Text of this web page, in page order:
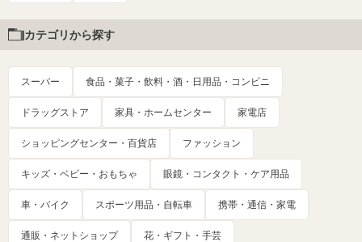
カテゴリから探す
スーパー 食品・菓子・飲料・酒・日用品・コンビニ
ドラッグストア 家具・ホームセンター 家電店
ショッピングセンター・百貨店 ファッション
キッズ・ベビー・おもちゃ 眼鏡・コンタクト・ケア用品
車・バイク スポーツ用品・自転車 携帯・通信・家電
通販・ネットショップ 花・ギフト・手芸